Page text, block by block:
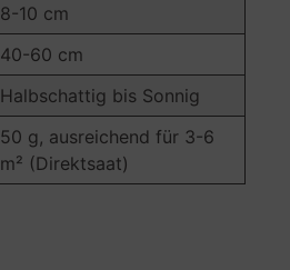
8-10 cm
40-60 cm
Halbschattig bis Sonnig
50 g, ausreichend für 3-6
m² (Direktsaat)